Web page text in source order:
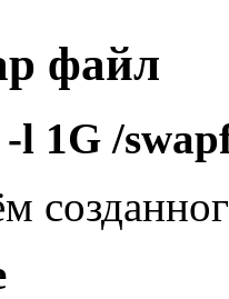
файл
l 1G /